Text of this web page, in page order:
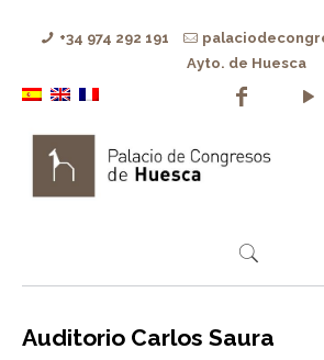
+34 974 292 191
Ayto. de Huesca
Auditorio Carlos Saura